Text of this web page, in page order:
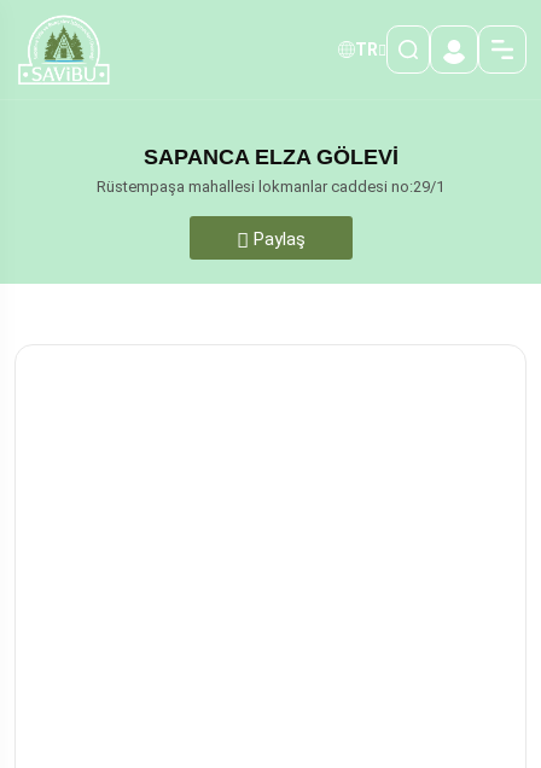
TR
SAPANCA ELZA GÖLEVİ
Rüstempaşa mahallesi lokmanlar caddesi no:29/1
Paylaş